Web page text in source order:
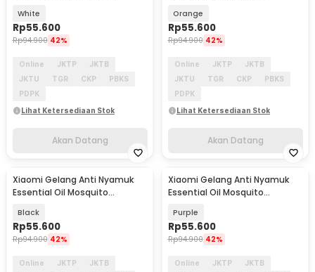
White
Rp55.600
Rp94.900 42%
Online JKTP
JKTB
JKTU
TGR CKP
PBKS
PDPK
Lihat Ketersediaan Stok
Akan Datang
Orange
Rp55.600
Rp94.900 42%
Online JKTP
JKTB
JKTU
TGR CKP
PBKS
PDPK
Lihat Ketersediaan Stok
Akan Datang
Akan Datang
Xiaomi Gelang Anti Nyamuk
Essential Oil Mosquito
Black
Rp55.600
Rp94.900 42%
Online JKTP
JKTB
Akan Datang
Xiaomi Gelang Anti Nyamuk
Essential Oil Mosquito
Purple
Rp55.600
Rp94.900 42%
Online JKTP
JKTB